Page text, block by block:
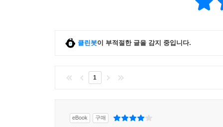
클린봇이 부적절한 글을 감지 중입니다.
1
eBook 구매